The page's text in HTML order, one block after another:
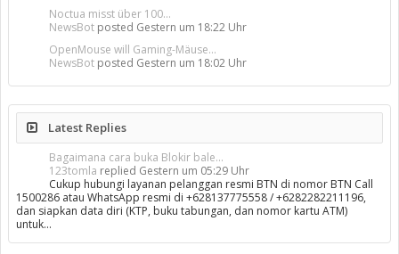
Noctua misst über 100...
NewsBot posted Gestern um 18:22 Uhr
OpenMouse will Gaming-Mäuse...
NewsBot posted Gestern um 18:02 Uhr
Latest Replies
Bagaimana cara buka Blokir bale...
123tomla replied Gestern um 05:29 Uhr
Cukup hubungi layanan pelanggan resmi BTN di nomor BTN Call
1500286 atau WhatsApp resmi di +628137775558 / +6282282211196,
dan siapkan data diri (KTP, buku tabungan, dan nomor kartu ATM)
untuk…